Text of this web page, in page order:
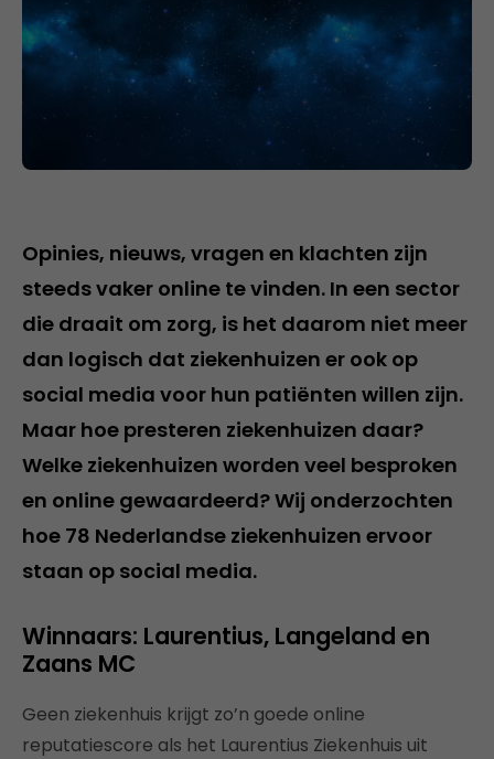
Opinies, nieuws, vragen en klachten zijn
steeds vaker online te vinden. In een sector
die draait om zorg, is het daarom niet meer
dan logisch dat ziekenhuizen er ook op
social media voor hun patiënten willen zijn.
Maar hoe presteren ziekenhuizen daar?
Welke ziekenhuizen worden veel besproken
en online gewaardeerd? Wij onderzochten
hoe 78 Nederlandse ziekenhuizen ervoor
staan op social media.
Winnaars: Laurentius, Langeland en
Zaans MC
Geen ziekenhuis krijgt zo’n goede online
reputatiescore als het Laurentius Ziekenhuis uit